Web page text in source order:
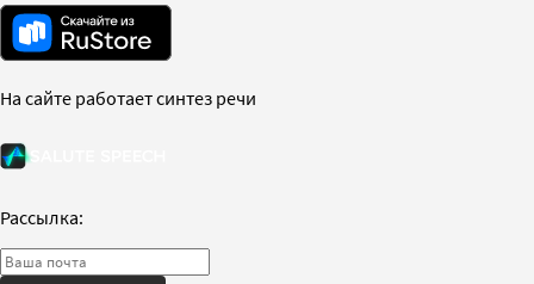
На сайте работает синтез речи
Рассылка: